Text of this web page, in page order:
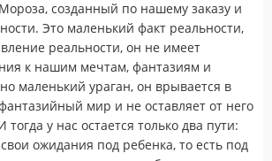
созданный по нашему заказу и
Это маленький факт реальности,
реальности, он не имеет
к нашим мечтам, фантазиям и
маленький ураган, он врывается в
мир и не оставляет от него
у нас остается только два пути:
ожидания под ребенка, то есть под